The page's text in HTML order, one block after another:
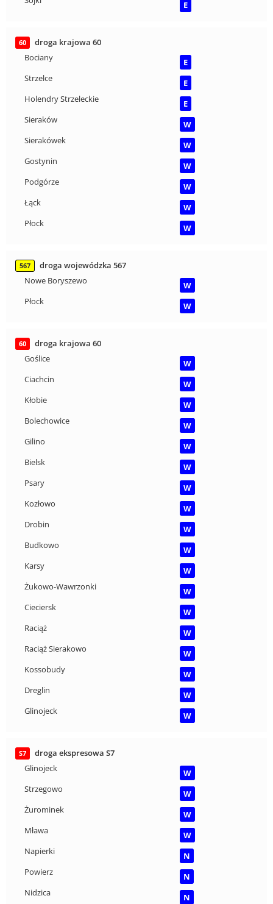
E
60
droga krajowa 60
Bociany
E
Strzelce
E
Holendry Strzeleckie
E
Sieraków
W
Sierakówek
W
Gostynin
W
Podgórze
W
Łąck
W
Płock
W
567
droga wojewódzka 567
Nowe Boryszewo
W
Płock
W
60
droga krajowa 60
Goślice
W
Ciachcin
W
Kłobie
W
Bolechowice
W
Gilino
W
Bielsk
W
Psary
W
Kozłowo
W
Drobin
W
Budkowo
W
Karsy
W
Żukowo-Wawrzonki
W
Cieciersk
W
Raciąż
W
Raciąż Sierakowo
W
Kossobudy
W
Dreglin
W
Glinojeck
W
S7
droga ekspresowa S7
Glinojeck
W
Strzegowo
W
Żurominek
W
Mława
W
Napierki
N
Powierz
N
Nidzica
N